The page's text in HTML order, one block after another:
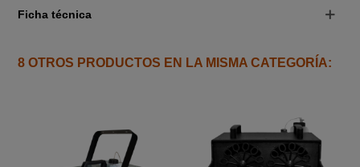
Ficha técnica
8 OTROS PRODUCTOS EN LA MISMA CATEGORÍA: